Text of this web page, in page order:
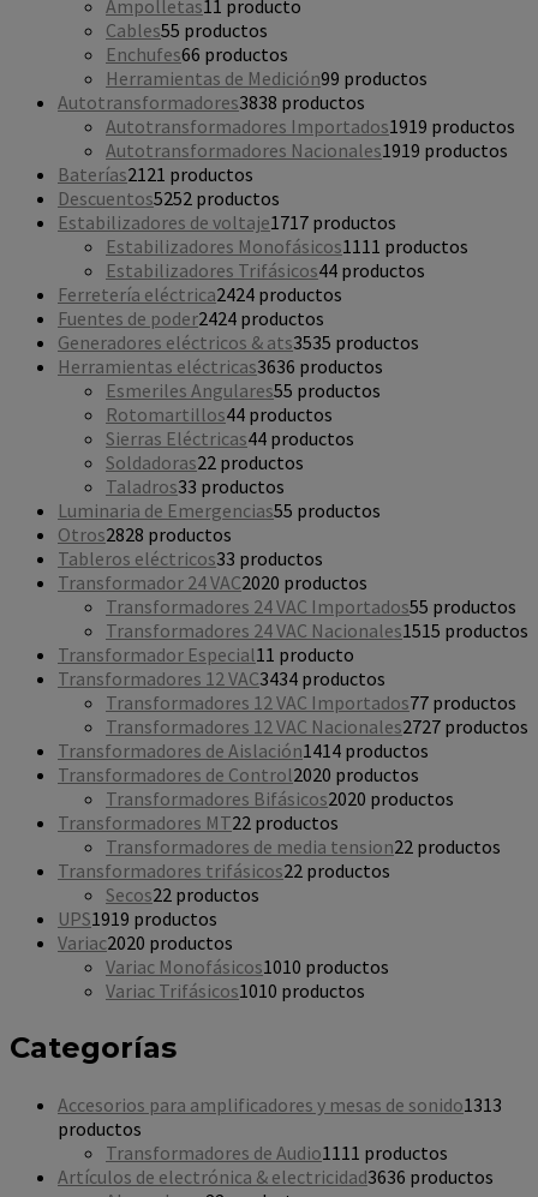
Ampolletas1 1 producto
Cables55 productos
Enchufes66 productos
Herramientas de Medición99 productos
Autotransformadores3838 productos
Autotransformadores Importados1919 productos
Autotransformadores Nacionales1919 productos
Baterías21 21 productos
Descuentos5252 productos
Estabilizadores de voltaje1717 productos
Estabilizadores Monofásicos11 11 productos
Estabilizadores Trifásicos44 productos
Ferretería eléctrica2424 productos
Fuentes de poder2424 productos
Generadores eléctricos & ats3535 productos
Herramientas eléctricas3636 productos
Esmeriles Angulares55 productos
Rotomartillos44 productos
Sierras Eléctricas44 productos
Soldadoras22 productos
Taladros33 productos
Luminaria de Emergencias55 productos
Otros2828 productos
Tableros eléctricos33 productos
Transformador 24 VAC2020 productos
Transformadores 24 VAC Importados55 productos
Transformadores 24 VAC Nacionales1515 productos
Transformador Especial1 1 producto
Transformadores 12 VAC3434 productos
Transformadores 12 VAC Importados77 productos
Transformadores 12 VAC Nacionales2727 productos
Transformadores de Aislación1414 productos
Transformadores de Control2020 productos
Transformadores Bifásicos2020 productos
Transformadores MT22 productos
Transformadores de media tension22 productos
Transformadores trifásicos22 productos
Secos22 productos
UPS1919 productos
Variac2020 productos
Variac Monofásicos1010 productos
Variac Trifásicos1010 productos
Categorías
Accesorios para amplificadores y mesas de sonido1313
productos
Transformadores de Audio1111 productos
Artículos de electrónica & electricidad3636 productos